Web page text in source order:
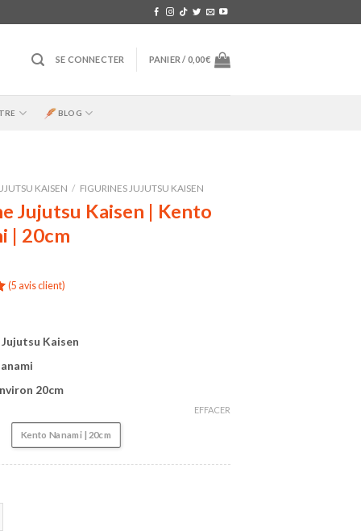
SE CONNECTER PANIER /0,00€
BLOG
KAISEN / FIGURINES JUJUTSU KAISEN
Jujutsu Kaisen | Kento
| 20cm
(5 avis client)
Kaisen
20cm
Kento Nanami | 20cm
EFFACER